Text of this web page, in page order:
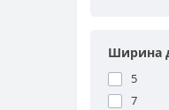
Ширина
5
7